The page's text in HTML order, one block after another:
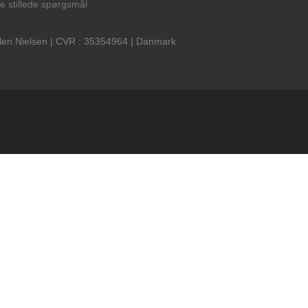
stillede spørgsmål
Nielsen | CVR : 35354964 | Danmark